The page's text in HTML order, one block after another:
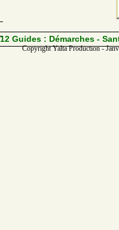
12 Guides : Démarches -
Copyright Yalta Production -